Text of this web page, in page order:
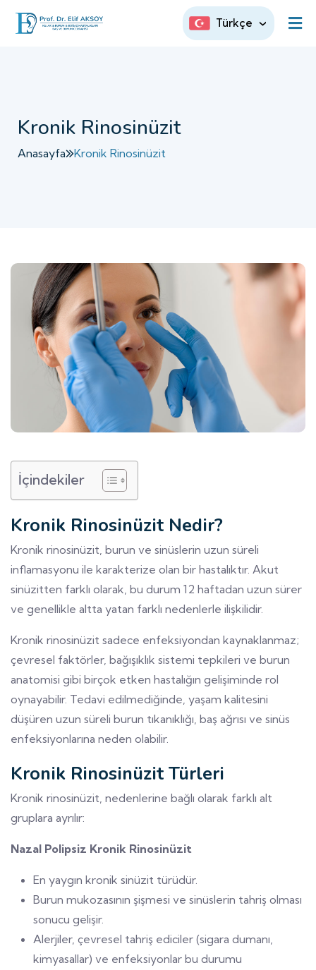
Türkçe
Kronik Rinosinüzit
Anasayfa Kronik Rinosinüzit
İçindekiler
Kronik Rinosinüzit Nedir?
Kronik rinosinüzit, burun ve sinüslerin uzun süreli
inflamasyonu ile karakterize olan bir hastalıktır. Akut
sinüzitten farklı olarak, bu durum 12 haftadan uzun sürer
ve genellikle altta yatan farklı nedenlerle ilişkilidir.
Kronik rinosinüzit sadece enfeksiyondan kaynaklanmaz;
çevresel faktörler, bağışıklık sistemi tepkileri ve burun
anatomisi gibi birçok etken hastalığın gelişiminde rol
oynayabilir. Tedavi edilmediğinde, yaşam kalitesini
düşüren uzun süreli burun tıkanıklığı, baş ağrısı ve sinüs
enfeksiyonlarına neden olabilir.
Kronik Rinosinüzit Türleri
Kronik rinosinüzit, nedenlerine bağlı olarak farklı alt
gruplara ayrılır:
Nazal Polipsiz Kronik Rinosinüzit
En yaygın kronik sinüzit türüdür.
Burun mukozasının şişmesi ve sinüslerin tahriş olması
sonucu gelişir.
Alerjiler, çevresel tahriş ediciler (sigara dumanı,
kimyasallar) ve enfeksiyonlar bu durumu